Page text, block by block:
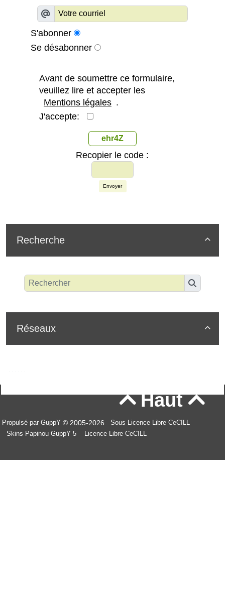
S'abonner
Se désabonner
Avant de soumettre ce formulaire,
veuillez lire et accepter les
Mentions légales .
J'accepte:
ehr4Z
Recopier le code :
Envoyer

Recherche

Réseaux
Haut
Propulsé par GuppY© 2005-2026
Sous Licence Libre CeCILL
Skins Papinou GuppY 5
Licence Libre CeCILL